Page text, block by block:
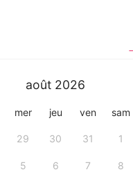
août 2026
mer jeu ven sam
29 30 31 1
5 6 7 8